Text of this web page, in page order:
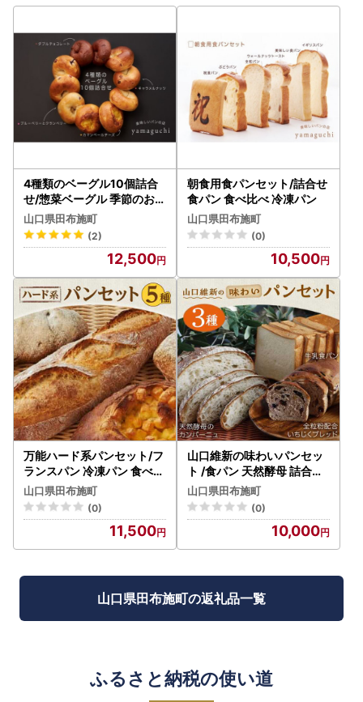
4種類のベーグル10個詰合
せ/惣菜ベーグル 季節のおす
すめベーグル
山口県田布施町
(2)
12,500
朝食用食パンセット/詰合せ
食パン 食べ比べ 冷凍パン
山口県田布施町
(0)
10,500
万能ハード系パンセット/フ
ランスパン 冷凍パン 食べ比
べ くるみ
山口県田布施町
(0)
11,500
山口維新の味わいパンセッ
ト /食パン 天然酵母 詰合せ
いちじく 全粒粉
山口県田布施町
(0)
10,000
山口県田布施町の返礼品一覧
ふるさと納税の使い道